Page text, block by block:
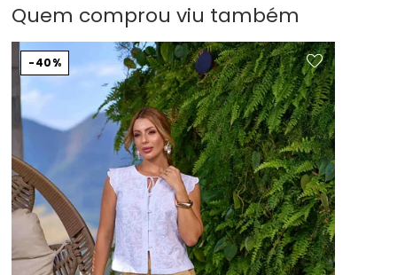
Quem comprou viu também
40%